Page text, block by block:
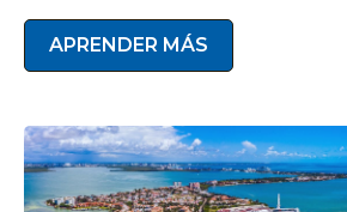
APRENDER MÁS